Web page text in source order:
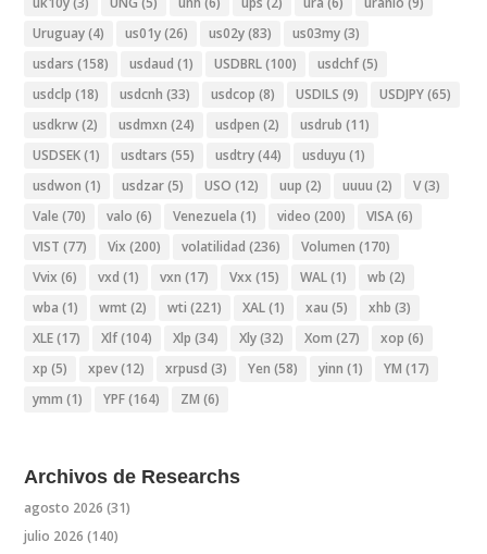
Uruguay(4) us01y(26) us02y(83) us03my(3)
usdars (158) usdaud (1) USDBRL(100) usdchf(5)
usdclp (18) usdcnh (33) usdcop (8) USDILS (9) USDJPY(65)
usdkrw(2) usdmxn (24) usdpen (2) usdrub (11)
USDSEK(1) usdtars (55) usdtry(44) usduyu (1)
usdwon (1) usdzar(5) USO (12) uup (2) uuuu (2) V(3)
Vale (70) valo (6) Venezuela (1) video (200) VISA(6)
VIST (77) Vix (200) volatilidad (236) Volumen (170)
Vvix (6) vxd (1) vxn (17) Vxx (15) WAL(1) wb (2)
wba (1) wmt (2) wti (221) XAL(1) xau (5) xhb (3)
XLE(17) Xlf(104) Xlp (34) Xly(32) Xom (27) xop (6)
xp (5) xpev(12) xrpusd (3) Yen (58) yinn (1) YM (17)
ymm (1) YPF(164) ZM (6)
Archivos de Researchs
agosto 2026 (31)
julio 2026 (140)